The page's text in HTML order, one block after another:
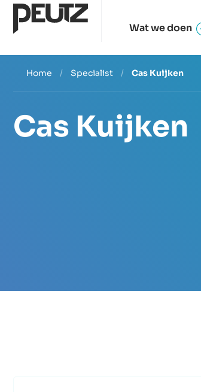
Wat we doen
Home / Specialist / Cas Kuijken
Cas Kuijken